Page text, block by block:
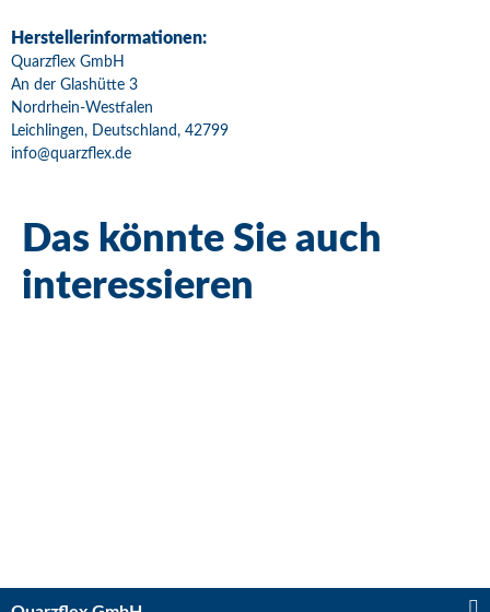
Herstellerinformationen:
Quarzflex GmbH
An der Glashütte 3
Nordrhein-Westfalen
Leichlingen, Deutschland, 42799
info@quarzflex.de
Das könnte Sie auch
interessieren